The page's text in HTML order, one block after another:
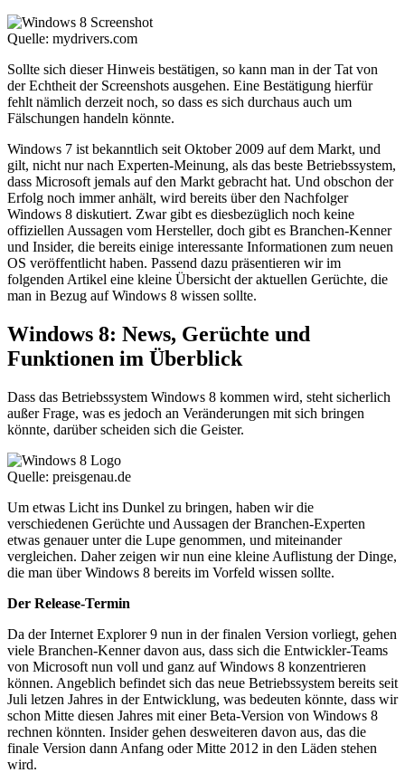
Quelle: mydrivers.com
Sollte sich dieser Hinweis bestätigen, so kann man in der Tat von
der Echtheit der Screenshots ausgehen. Eine Bestätigung hierfür
fehlt nämlich derzeit noch, so dass es sich durchaus auch um
Fälschungen handeln könnte.
Windows 7 ist bekanntlich seit Oktober 2009 auf dem Markt, und
gilt, nicht nur nach Experten-Meinung, als das beste Betriebssystem,
dass Microsoft jemals auf den Markt gebracht hat. Und obschon der
Erfolg noch immer anhält, wird bereits über den Nachfolger
Windows 8 diskutiert. Zwar gibt es diesbezüglich noch keine
offiziellen Aussagen vom Hersteller, doch gibt es Branchen-Kenner
und Insider, die bereits einige interessante Informationen zum neuen
OS veröffentlicht haben. Passend dazu präsentieren wir im
folgenden Artikel eine kleine Übersicht der aktuellen Gerüchte, die
man in Bezug auf Windows 8 wissen sollte.
Windows 8: News, Gerüchte und
Funktionen im Überblick
Dass das Betriebssystem Windows 8 kommen wird, steht sicherlich
außer Frage, was es jedoch an Veränderungen mit sich bringen
könnte, darüber scheiden sich die Geister.
Quelle: preisgenau.de
Um etwas Licht ins Dunkel zu bringen, haben wir die
verschiedenen Gerüchte und Aussagen der Branchen-Experten
etwas genauer unter die Lupe genommen, und miteinander
vergleichen. Daher zeigen wir nun eine kleine Auflistung der Dinge,
die man über Windows 8 bereits im Vorfeld wissen sollte.
Der Release-Termin
Da der Internet Explorer 9 nun in der finalen Version vorliegt, gehen
viele Branchen-Kenner davon aus, dass sich die Entwickler-Teams
von Microsoft nun voll und ganz auf Windows 8 konzentrieren
können. Angeblich befindet sich das neue Betriebssystem bereits seit
Juli letzen Jahres in der Entwicklung, was bedeuten könnte, dass wir
schon Mitte diesen Jahres mit einer Beta-Version von Windows 8
rechnen könnten. Insider gehen desweiteren davon aus, das die
finale Version dann Anfang oder Mitte 2012 in den Läden stehen
wird.